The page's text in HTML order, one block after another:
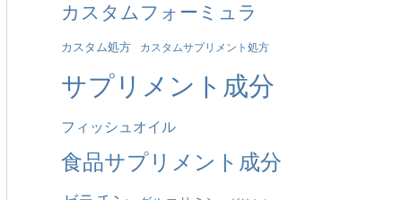
カスタムフォーミュラ
カスタム処方 カスタムサプリメント処方
サプリメント成分
フィッシュオイル
食品サプリメント成分